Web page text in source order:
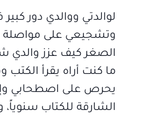
لوالدتي ووالدي دور
وتشجيعي على مواصلة
الصغر كيف عزز والدي
ما كنت أراه يقرأ
يحرص على اصطحابي
الشارقة للكتاب سنوياً،